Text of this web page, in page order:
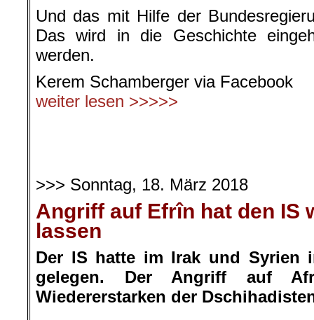
Und das mit Hilfe der
Das wird in die Geschichte
werden.
Kerem Schamberger via Facebook
weiter lesen >>>>>
>>> Sonntag, 18. März 2018
Angriff auf Efrîn hat den IS
lassen
Der IS hatte im Irak und Syrien
gelegen. Der Angriff auf
Wiedererstarken der